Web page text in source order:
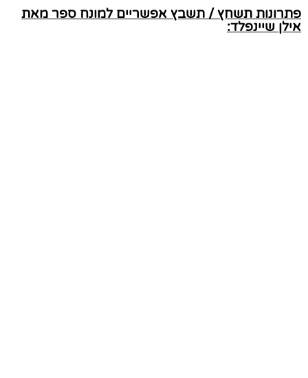
פתרונות תשחץ / תשבץ אפשריים למונח ספר מאת
אילן שיינפלד: